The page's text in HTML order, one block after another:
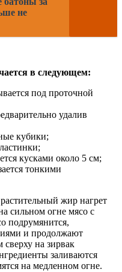
не
в следующем:
под проточной
удалив
кубики;
кусками около 5 см;
тонкими
жир нагрет
сильном огне мясо с
подрумянится,
и продолжают
сверху на зирвак
заливаются
на медленном огне.